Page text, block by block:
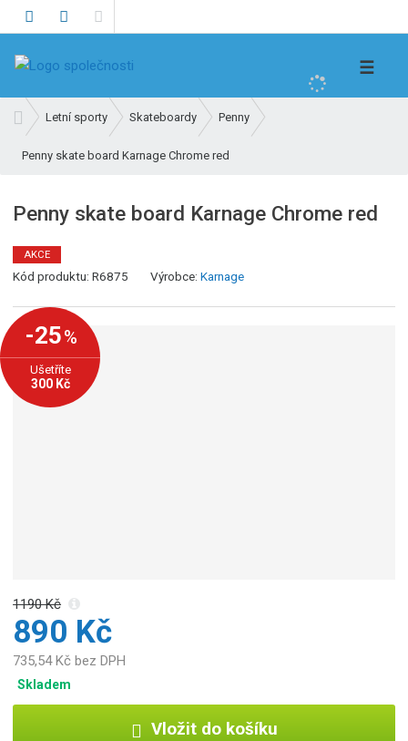
t
☰
v
o
í
t
r
n
a
Letní sporty Skateboardy Penny
Penny skate board Karnage Chrome red
Penny skate board Karnage Chrome red
AKCE
Kód produktu:R6875 Výrobce:Karnage
-25%
Ušetříte
300 Kč
1190 Kč
890 Kč
735,54 Kč bez DPH
Skladem
Vložit do košíku